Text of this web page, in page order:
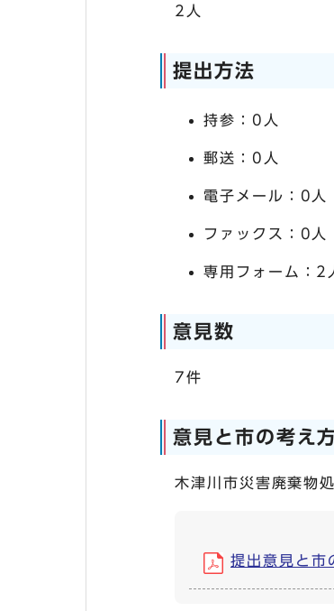
2人
提出方法
持参：0人
郵送：0人
電子メール：0人
ファックス：0人
専用フォーム：2
意見数
7件
意見と市の考え
木津川市災害廃棄物
提出意見と